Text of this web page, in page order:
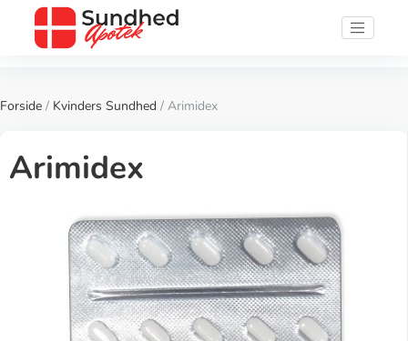
Forside / Kvinders Sundhed / Arimidex
Arimidex